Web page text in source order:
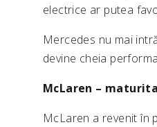
electrice ar putea
Mercedes nu mai
devine cheia
McLaren –
McLaren a revenit în